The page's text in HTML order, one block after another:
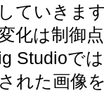
ていきま
化は制御
Studioで
れた画像